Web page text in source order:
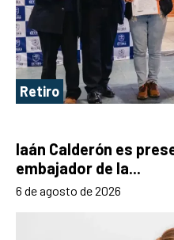
Retiro
Iaán Calderón es
embajador de la...
6 de agosto de 2026